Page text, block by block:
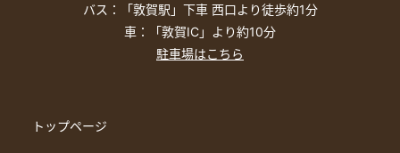
バス：「敦賀駅」下車 西口より徒歩約1分
車：「敦賀IC」より約10分
駐車場はこちら
トップページ